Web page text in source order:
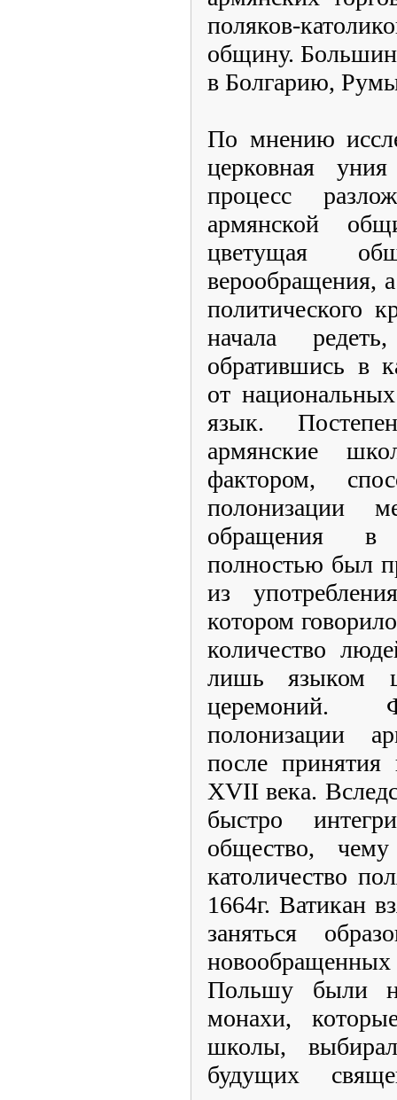
поляков-
общину.
в Болгарию,
По мнению
церковная
процесс
армянской
цветущая
верообращения,
политического
начала
обратившись в
от
язык.
армянские
фактором,
полонизации
обращения в
полностью был
из
котором
количество
лишь языком
церемоний.
полонизации
после принятия
XVII века.
быстро
общество, чему
католичество
1664г. Ватикан
заняться
Польшу были
монахи,
школы,
будущих